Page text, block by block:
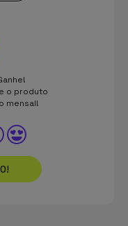
o produto
mensal!